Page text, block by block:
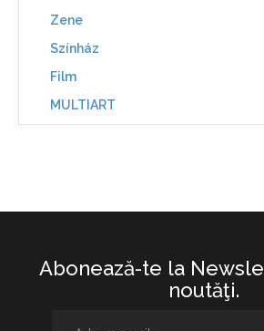
Zene
Színház
Film
MULTIART
Abonează-te la
noutăţi.